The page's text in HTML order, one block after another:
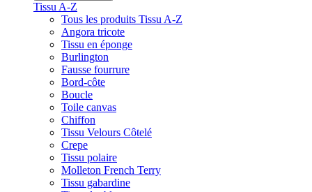
Tissu A-Z
Tous les produits Tissu A-Z
Angora tricote
Tissu en éponge
Burlington
Fausse fourrure
Bord-côte
Boucle
Toile canvas
Chiffon
Tissu Velours Côtelé
Crepe
Tissu polaire
Molleton French Terry
Tissu gabardine